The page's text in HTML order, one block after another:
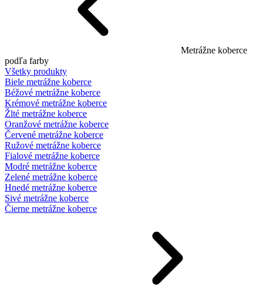
Metrážne koberce
podľa farby
Všetky produkty
Biele metrážne koberce
Béžové metrážne koberce
Krémové metrážne koberce
Žlté metrážne koberce
Oranžové metrážne koberce
Červené metrážne koberce
Ružové metrážne koberce
Fialové metrážne koberce
Modré metrážne koberce
Zelené metrážne koberce
Hnedé metrážne koberce
Sivé metrážne koberce
Čierne metrážne koberce